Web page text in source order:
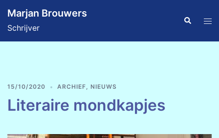
naar
de
inhoud
Marjan Brouwers
Schrijver
Zoeken
15/10/2020 ARCHIEF, NIEUWS
Literaire mondkapjes